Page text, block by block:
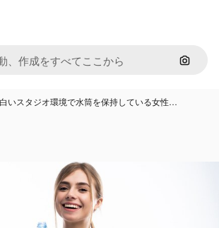
画像で
白いスタジオ環境で水筒を保持している女性…